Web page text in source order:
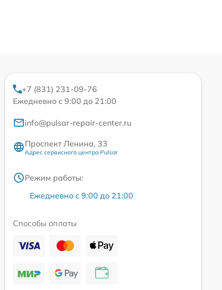
+7 (831) 231-09-76
Ежедневно с 9:00 до 21:00
info@pulsar-repair-center.ru
Проспект Ленина, 33
Адрес сервисного центра Pulsar
Режим работы:
Ежедневно с 9:00 до 21:00
Способы оплаты